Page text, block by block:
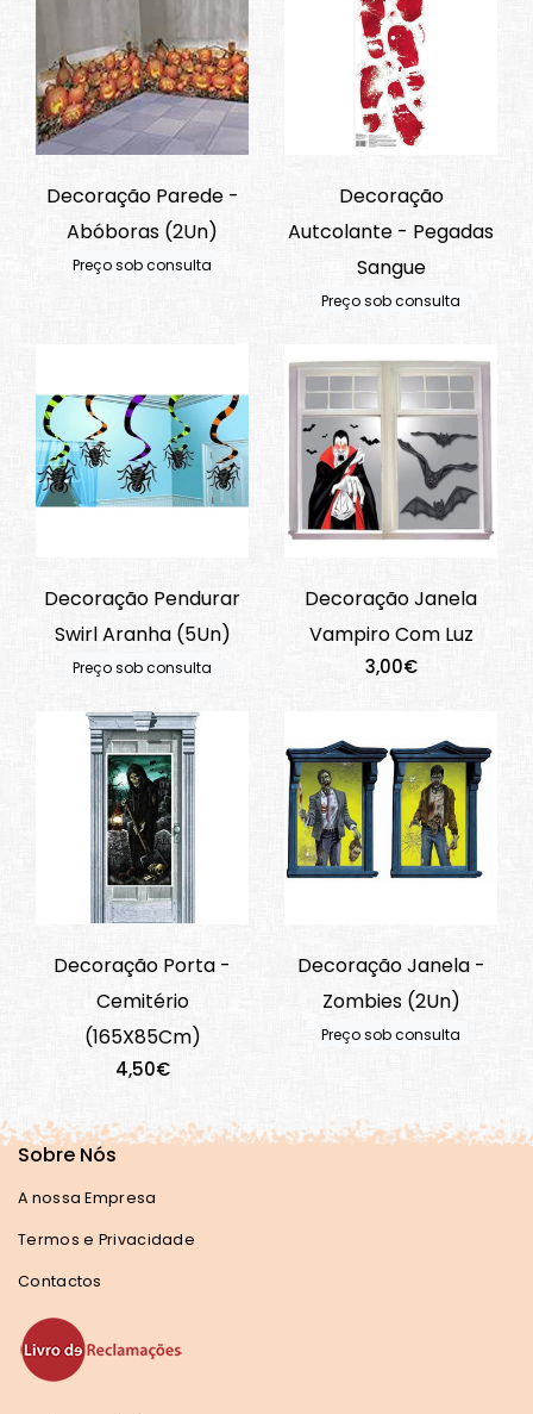
Decoração Parede -
Abóboras (2Un)
Preço sob consulta
Decoração
Autcolante - Pegadas
Sangue
Preço sob consulta
Decoração Pendurar
Swirl Aranha (5Un)
Preço sob consulta
Decoração Janela
Vampiro Com Luz
3,00€
Decoração Porta -
Cemitério
(165X85Cm)
4,50€
Decoração Janela -
Zombies (2Un)
Preço sob consulta
Sobre Nós
A nossa Empresa
Termos e Privacidade
Contactos